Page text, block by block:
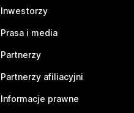
Inwestorzy
Prasa i media
Partnerzy
Partnerzy afiliacyjni
Informacje prawne